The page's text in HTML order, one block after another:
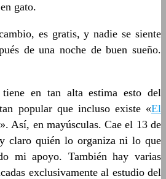
gato.
es gratis, y nadie se siente
de una noche de buen sueño.
en tan alta estima esto del
popular que incluso existe «El
». Así, en mayúsculas. Cae el 13 de
claro quién lo organiza ni lo que
mi apoyo. También hay varias
exclusivamente al estudio del